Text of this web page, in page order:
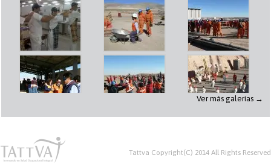
Ver más galerías →
Tattva Copyright(C) 2014 All Rights Reserved